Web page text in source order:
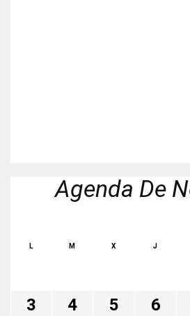
Agenda De
L M X J
3
4 5 6